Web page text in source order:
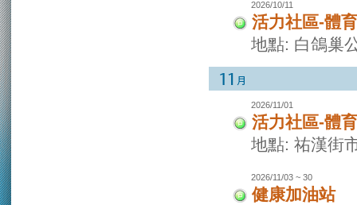
2026/10/11
活力社區-體
地點: 白鴿巢
2026/11/01
活力社區-體
地點: 祐漢街
2026/11/03 ~ 30
健康加油站